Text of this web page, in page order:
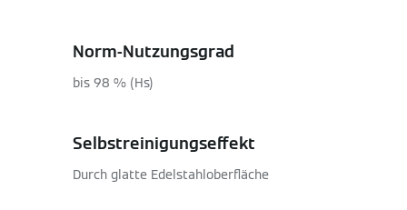
Norm-Nutzungsgrad
bis 98 % (Hs)
Selbstreinigungseffekt
Durch glatte Edelstahloberfläche